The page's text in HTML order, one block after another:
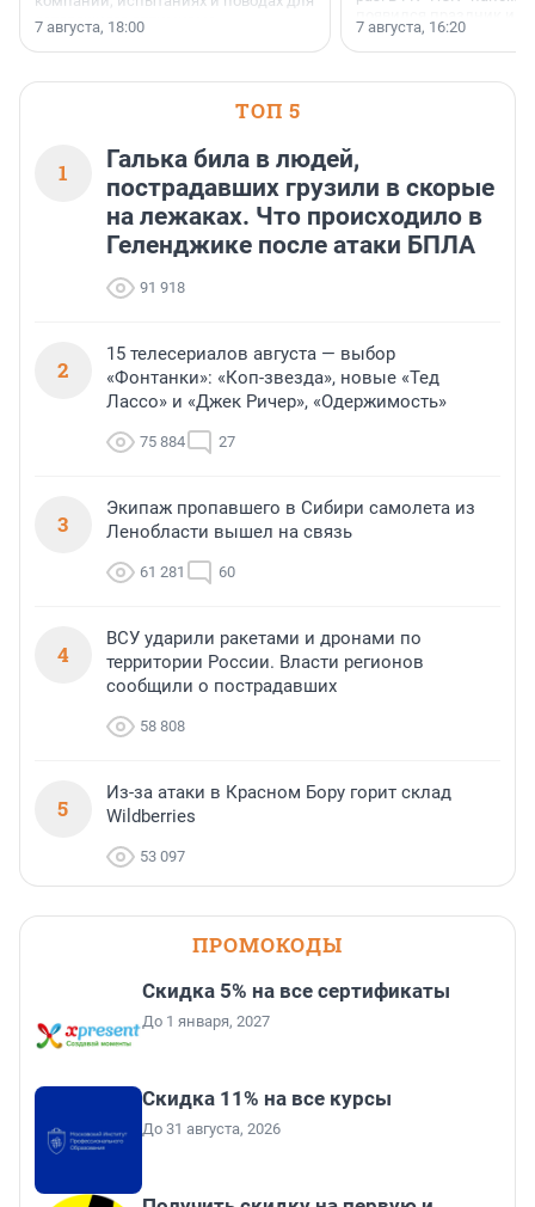
осторожного оптимизма.
7 августа, 18:00
поменялась роль
7 августа, 16:20
ТОП 5
1
Галька била в людей,
пострадавших грузили в скорые
на лежаках. Что происходило в
Геленджике после атаки БПЛА
91 918
2
15 телесериалов августа — выбор
«Фонтанки»: «Коп-звезда», новые «Тед
Лассо» и «Джек Ричер», «Одержимость»
75 884 27
3
Экипаж пропавшего в Сибири самолета из
Ленобласти вышел на связь
61 281 60
4
ВСУ ударили ракетами и дронами по
территории России. Власти регионов
сообщили о пострадавших
58 808
5
Из-за атаки в Красном Бору горит склад
Wildberries
53 097
ПРОМОКОДЫ
Скидка 5% на все сертификаты
До 1 января, 2027
Скидка 11% на все курсы
До 31 августа, 2026